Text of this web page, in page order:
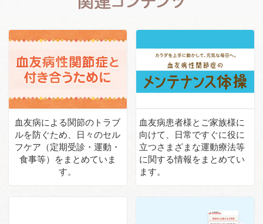
血友病による関節のトラブ
ルを防ぐため、日々のセル
フケア （定期受診・運動・
食事等）を まとめていま
す。
血友病患者様とご家族様に
向けて、 日常ですぐに役に
立つさまざまな運動療法等
に関する情報を まとめてい
ます。